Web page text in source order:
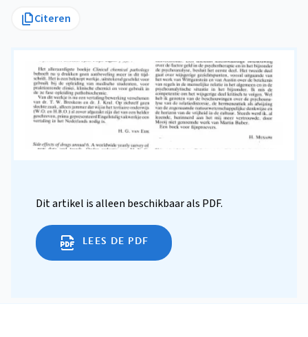
Citeren
Dit artikel is alleen beschikbaar als PDF.
LEES DE PDF